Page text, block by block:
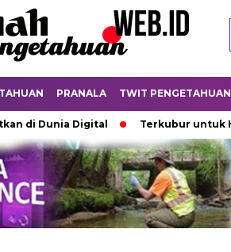
PRANALA TWIT PENGETAHUAN
Digital Terkubur untuk Hidup